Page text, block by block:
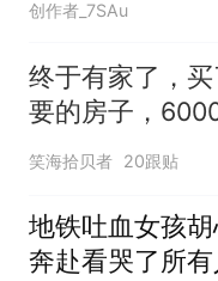
创作者_7SAu
终于有家了，
要的房子，
送二亩地！
笑海拾贝者 20跟贴
地铁吐血女孩
奔赴看哭了所有